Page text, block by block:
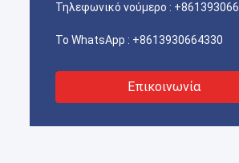
Τηλεφωνικό νούμερο :
Το WhatsApp : +8613930664330
Επικοινωνία